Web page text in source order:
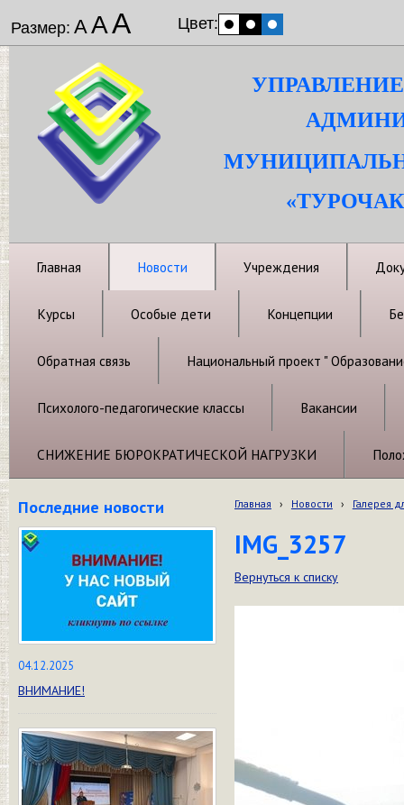
Размер: ААА Цвет:
Главная Новости Учреждения
Курсы Особые дети Концепции
Обратная связь Национальный проект "
Психолого-педагогические классы Вакансии
СНИЖЕНИЕ БЮРОКРАТИЧЕСКОЙ НАГРУЗКИ
Последние новости
04.12.2025
ВНИМАНИЕ!
Главная › Новости › Галерея
IMG_3257
Вернуться к списку